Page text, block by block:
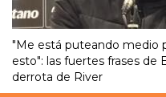
"Me está puteando medio
esto": las fuertes frases de
derrota de River